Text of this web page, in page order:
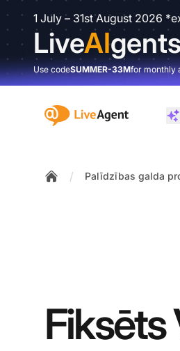
1 July – 31st August 2026
LiveAI
Use codeSUMMER-33Mfor monthly
:site.title
/ Palīdzības galda
Fiksēts